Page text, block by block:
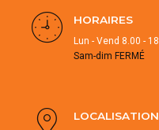
HORAIRES
Lun - Vend 8.00 -
Sam-dim FERMÉ
LOCALISATION